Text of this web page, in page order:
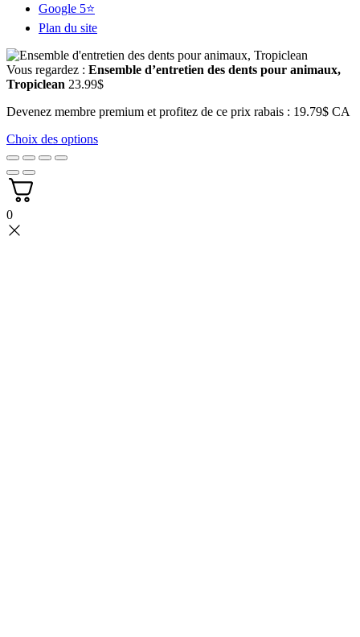
Google 5⭐
Plan du site
Vous regardez : Ensemble d’entretien des dents pour animaux,
Tropiclean 23.99$
Devenez membre premium et profitez de ce prix rabais : 19.79$ CA
Choix des options
0